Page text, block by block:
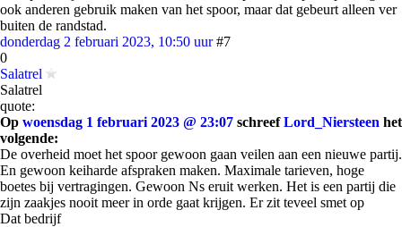
ook anderen gebruik maken van het spoor, maar dat gebeurt alleen ver
buiten de randstad.
donderdag 2 februari 2023, 10:50 uur #7
0
Salatrel
Salatrel
quote:
Op woensdag 1 februari 2023 @ 23:07 schreefLord_Niersteen het
volgende:
De overheid moet het spoor gewoon gaan veilen aan een nieuwe partij.
En gewoon keiharde afspraken maken. Maximale tarieven, hoge
boetes bij vertragingen. Gewoon Ns eruit werken. Het is een partij die
zijn zaakjes nooit meer in orde gaat krijgen. Er zit teveel smet op
Dat bedrijf